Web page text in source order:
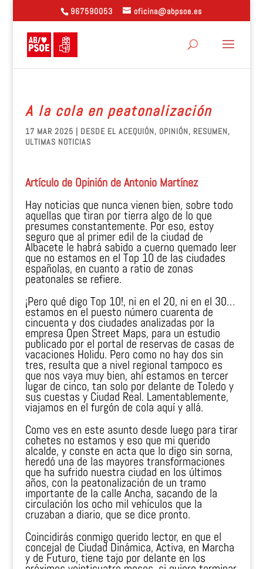
967590053 oficina@abpsoe.es
A la cola en peatonalización
17 MAR 2025 | DESDE EL ACEQUIÓN, OPINIÓN, RESUMEN,
ULTIMAS NOTICIAS
Artículo de Opinión de Antonio Martínez
Hay noticias que nunca vienen bien, sobre todo
aquellas que tiran por tierra algo de lo que
presumes constantemente. Por eso, estoy
seguro que al primer edil de la ciudad de
Albacete le habrá sabido a cuerno quemado leer
que no estamos en el Top 10 de las ciudades
españolas, en cuanto a ratio de zonas
peatonales se refiere.
¡Pero qué digo Top 10!, ni en el 20, ni en el 30…
estamos en el puesto número cuarenta de
cincuenta y dos ciudades analizadas por la
empresa Open Street Maps, para un estudio
publicado por el portal de reservas de casas de
vacaciones Holidu. Pero como no hay dos sin
tres, resulta que a nivel regional tampoco es
que nos vaya muy bien, ahí estamos en tercer
lugar de cinco, tan solo por delante de Toledo y
sus cuestas y Ciudad Real. Lamentablemente,
viajamos en el furgón de cola aquí y allá.
Como ves en este asunto desde luego para tirar
cohetes no estamos y eso que mi querido
alcalde, y conste en acta que lo digo sin sorna,
heredó una de las mayores transformaciones
que ha sufrido nuestra ciudad en los últimos
años, con la peatonalización de un tramo
importante de la calle Ancha, sacando de la
circulación los ocho mil vehículos que la
cruzaban a diario, que se dice pronto.
Coincidirás conmigo querido lector, en que el
concejal de Ciudad Dinámica, Activa, en Marcha
y de Futuro, tiene tajo por delante en los